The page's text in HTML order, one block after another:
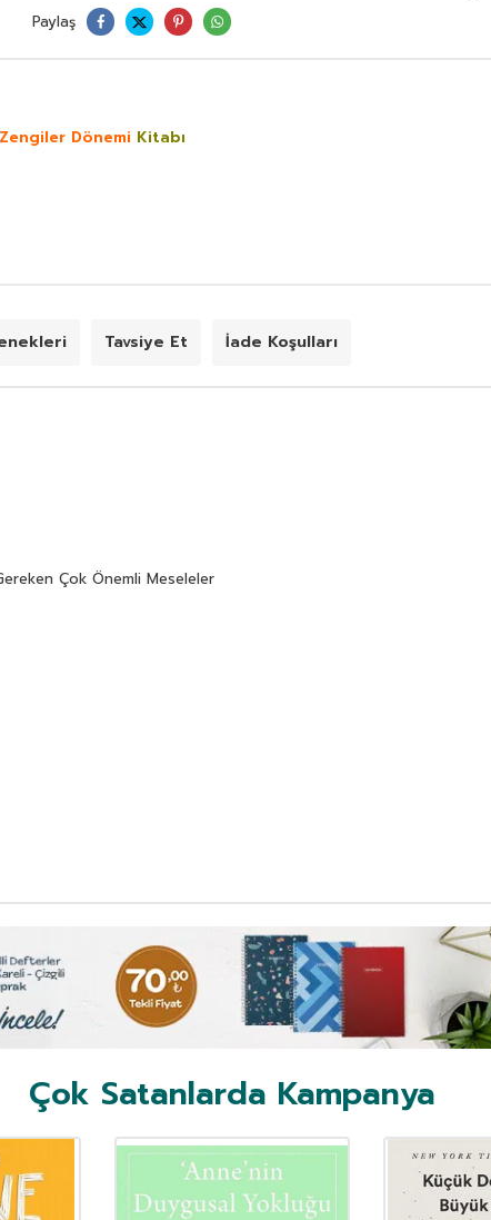
Paylaş
Zengiler Dönemi Kitabı
Tavsiye Et İade Koşulları
Çok Önemli Meseleler
Çok Satanlarda Kampanya